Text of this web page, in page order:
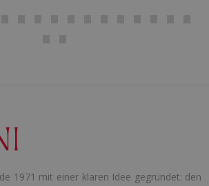
1971 mit einer klaren Idee gegründet: den